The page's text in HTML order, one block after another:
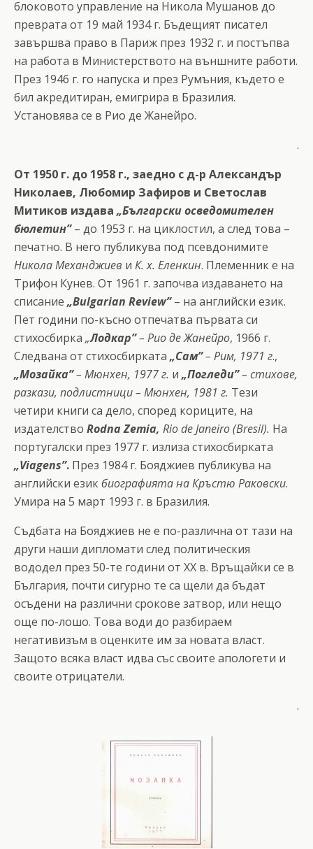
блоковото управление на Никола Мушанов до
преврата от 19 май 1934 г. Бъдещият писател
завършва право в Париж през 1932 г. и постъпва
на работа в Министерството на външните работи.
През 1946 г. го напуска и през Румъния, където е
бил акредитиран, емигрира в Бразилия.
Установява се в Рио де Жанейро.
.
От 1950 г. до 1958 г., заедно с д-р Александър
Николаев, Любомир Зафиров и Светослав
Митиков издава „Български осведомителен
бюлетин” – до 1953 г. на циклостил, а след това –
печатно. В него публикува под псевдонимите
Никола Механджиев и К. х. Еленкин. Племенник е на
Трифон Кунев. От 1961 г. започва издаването на
списание „Bulgarian Review”– на английски език.
Пет години по-късно отпечатва първата си
стихосбирка „Лодкар”– Рио де Жанейро, 1966 г.
Следвана от стихосбирката „Сам”– Рим, 1971 г.,
„Мозайка”– Мюнхен, 1977 г. и „Погледи”– стихове,
разкази, подлистници – Мюнхен, 1981 г. Тези
четири книги са дело, според кориците, на
издателство Rodna Zemia, Rio de Janeiro (Bresil). На
португалски през 1977 г. излиза стихосбирката
„Viagens”. През 1984 г. Бояджиев публикува на
английски езикбиографията на Кръстю Раковски.
Умира на 5 март 1993 г. в Бразилия.
Съдбата на Бояджиев не е по-различна от тази на
други наши дипломати след политическия
вододел през 50-те години от ХХ в. Връщайки се в
България, почти сигурно те са щели да бъдат
осъдени на различни срокове затвор, или нещо
още по-лошо. Това води до разбираем
негативизъм в оценките им за новата власт.
Защото всяка власт идва със своите апологети и
своите отрицатели.
.